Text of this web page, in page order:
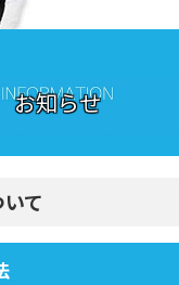
お知らせ
て